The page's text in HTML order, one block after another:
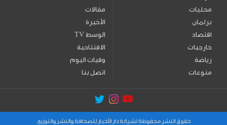
محليات
برلمان
اقتصاد
خارجيات
رياضة
منوعات
مقالات
الأخيرة
TV الوسط
الافتتاحية
وفيات اليوم
اتصل بنا
حقوق النشر محفوظة لشركة دار الأخبار للصحافة والنشر والتوزيع